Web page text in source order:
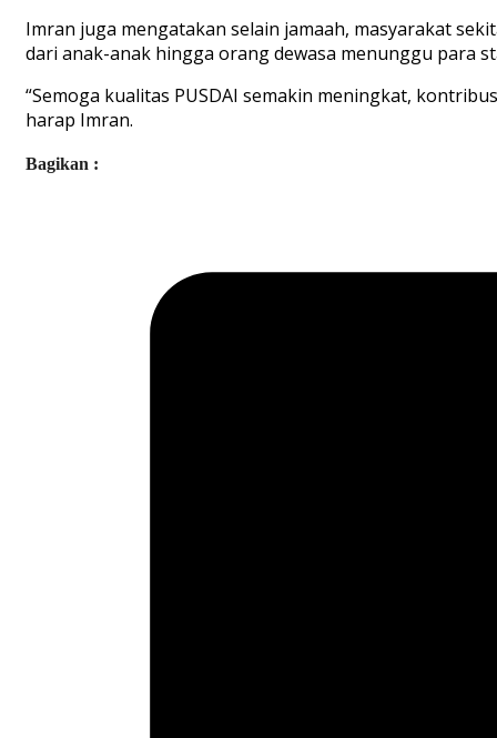
Imran juga mengatakan selain jamaah, masyarakat
dari anak-anak hingga orang dewasa menunggu para
“Semoga kualitas PUSDAI semakin meningkat,
harap Imran.
Bagikan :